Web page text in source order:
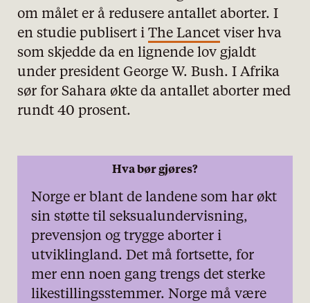
personvernserklæring/cookie policy
Statistiske
om målet er å redusere antallet aborter. I
en studie publisert i The Lancet viser hva
som skjedde da en lignende lov gjaldt
under president George W. Bush. I Afrika
sør for Sahara økte da antallet aborter med
rundt 40 prosent.
Hva bør gjøres?
Norge er blant de landene som har økt
sin støtte til seksualundervisning,
prevensjon og trygge aborter i
utviklingland. Det må fortsette, for
mer enn noen gang trengs det sterke
likestillingsstemmer. Norge må være